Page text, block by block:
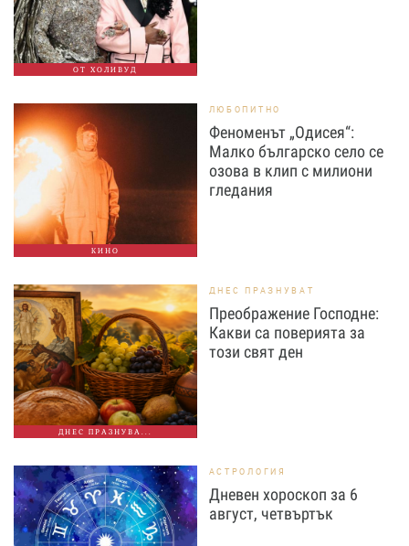
ОТ ХОЛИВУД
КИНО
ЛЮБОПИТНО
Феноменът „Одисея“:
Малко българско село се
озова в клип с милиони
гледания
ДНЕС ПРАЗНУВА...
ДНЕС ПРАЗНУВАТ
Преображение Господне:
Какви са поверията за
този свят ден
АСТРОЛОГИЯ
Дневен хороскоп за 6
август, четвъртък